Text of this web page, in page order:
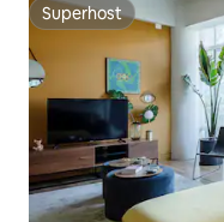
Superhost
Superhost